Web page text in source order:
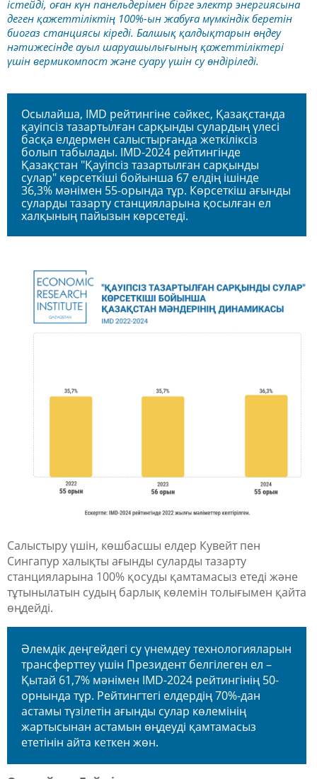
істейді, оған күн панельдерімен бірге электр энергиясына
деген қажеттіліктің 100%-ын жабуға мүмкіндік беретін
биогаз станциясы кіреді. Балшық қалдықтарын өңдеу
нәтижесінде ауыл шаруашылығының қажеттіліктері
үшін вермикомпост және суару үшін су өндіріледі.
Осылайша, IMD рейтингіне сәйкес, Қазақстанда
қауіпсіз тазартылған сарқынды сулардың үлесі
басқа елдермен салыстырғанда жеткіліксіз
болып табылады. IMD-2024 рейтингінде
Қазақстан "Қауіпсіз тазартылған сарқынды
сулар" көрсеткіші бойынша 67 елдің ішінде
36,3% мәнімен 55-орында тұр. Көрсеткіш ағынды
суларды тазарту станцияларына қосылған ел
халқының пайызын көрсетеді.
Салыстыру үшін, көшбасшы елдер Кувейт пен
Сингапур халықты ағынды суларды тазарту
станцияларына 100% қосуды қамтамасыз етеді және
тұтынылатын судың барлық көлемін толығымен қайта
өңдейді.
Әлемдік деңгейдегі су үнемдеу технологияларын
трансферттеу үшін Президент белгілеген ел –
Қытай 61,7% мәнімен IMD-2024 рейтингінің 50-
орнында тұр. Рейтингтегі елдердің 70%-дан
астамы түзілетін ағынды сулар көлемінің
жартысынан астамын өңдеуді қамтамасыз
ететінін айта кеткен жөн.